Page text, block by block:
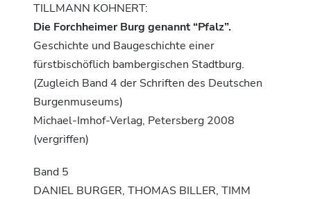
TILLMANN KOHNERT:
Die Forchheimer Burg genannt “Pfalz”.
Geschichte und Baugeschichte einer
fürstbischöflich bambergischen Stadtburg.
(Zugleich Band 4 der Schriften des Deutschen
Burgenmuseums)
Michael-Imhof-Verlag, Petersberg 2008
(vergriffen)
Band 5
DANIEL BURGER, THOMAS BILLER, TIMM